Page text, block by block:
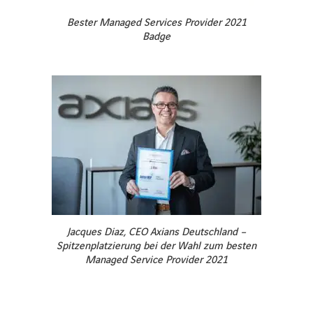
LINKEDIN
XINGFACEBOOKINSTAGRAMYOUTUBE
Bester Managed Services Provider 2021
Badge
Jacques Diaz, CEO Axians Deutschland –
Spitzenplatzierung bei der Wahl zum besten
Managed Service Provider 2021